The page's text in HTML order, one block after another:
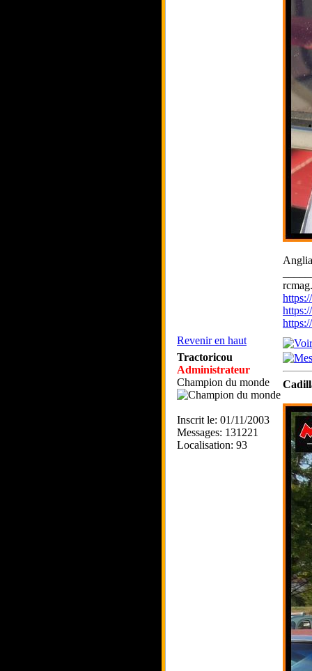
Revenir en haut
Tractoricou
Administrateur
Champion du monde
Inscrit le: 01/11/2003
Messages: 131221
Localisation: 93